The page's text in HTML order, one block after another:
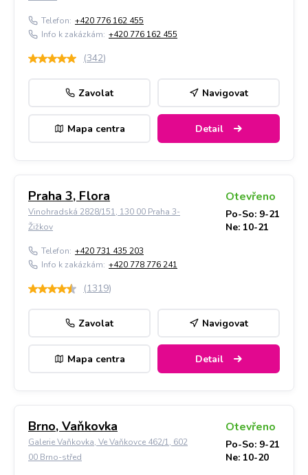
Telefon: +420 776 162 455
Info k zakázkám: +420 776 162 455
(342)
Zavolat Navigovat
Mapa centra Detail
Praha 3, Flora
Vinohradská 2828/151, 130 00 Praha 3-
Žižkov
Otevřeno
Po-So: 9-21
Ne: 10-21
Telefon: +420 731 435 203
Info k zakázkám: +420 778 776 241
(1319)
Zavolat Navigovat
Mapa centra Detail
Brno, Vaňkovka
Galerie Vaňkovka, Ve Vaňkovce 462/1, 602
00 Brno-střed
Otevřeno
Po-So: 9-21
Ne: 10-20